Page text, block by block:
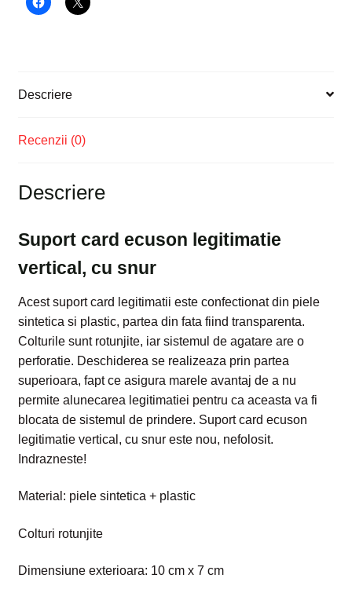
Descriere
Recenzii (0)
Descriere
Suport card ecuson legitimatie
vertical, cu snur
Acest suport card legitimatii este confectionat din piele
sintetica si plastic, partea din fata fiind transparenta.
Colturile sunt rotunjite, iar sistemul de agatare are o
perforatie. Deschiderea se realizeaza prin partea
superioara, fapt ce asigura marele avantaj de a nu
permite alunecarea legitimatiei pentru ca aceasta va fi
blocata de sistemul de prindere. Suport card ecuson
legitimatie vertical, cu snur este nou, nefolosit.
Indrazneste!
Material: piele sintetica + plastic
Colturi rotunjite
Dimensiune exterioara: 10 cm x 7 cm